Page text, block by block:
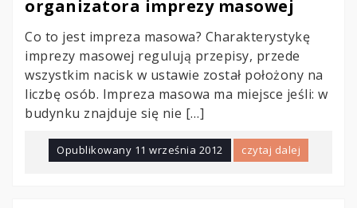
organizatora imprezy masowej
Co to jest impreza masowa? Charakterystykę
imprezy masowej regulują przepisy, przede
wszystkim nacisk w ustawie został położony na
liczbę osób. Impreza masowa ma miejsce jeśli: w
budynku znajduje się nie […]
Opublikowany 11 września 2012 czytaj dalej